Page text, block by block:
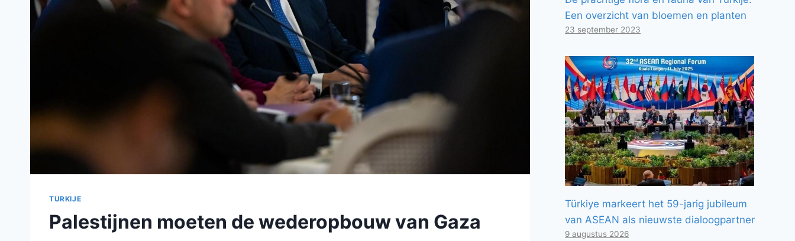
TURKIJE
Palestijnen moeten de wederopbouw van Gaza
Een overzicht van bloemen en planten
23 september 2023
Türkiye markeert het 59-jarig jubileum
van ASEAN als nieuwste dialoogpartner
9 augustus 2026